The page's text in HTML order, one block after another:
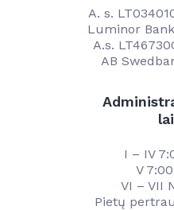
A. s.
Luminor
A.s.
AB
I – IV
V
VI – VII
Pietų